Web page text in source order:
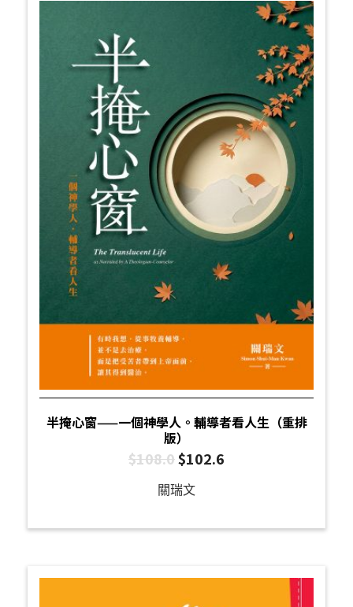
半掩心窗——一個神學人。輔導者看人生（重排
版）
$108.0$102.6
關瑞文